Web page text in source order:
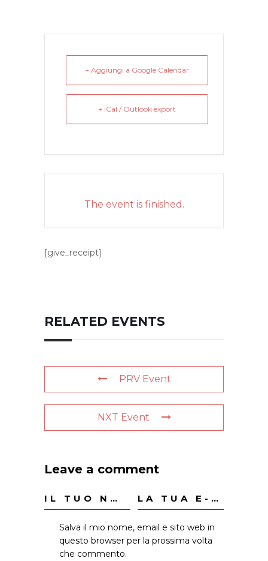
+ Aggiungi a Google Calendar
+ iCal / Outlook export
The event is finished.
[give_receipt]
RELATED EVENTS
PRV Event
NXT Event
Leave a comment
Salva il mio nome, email e sito web in
questo browser per la prossima volta
che commento.